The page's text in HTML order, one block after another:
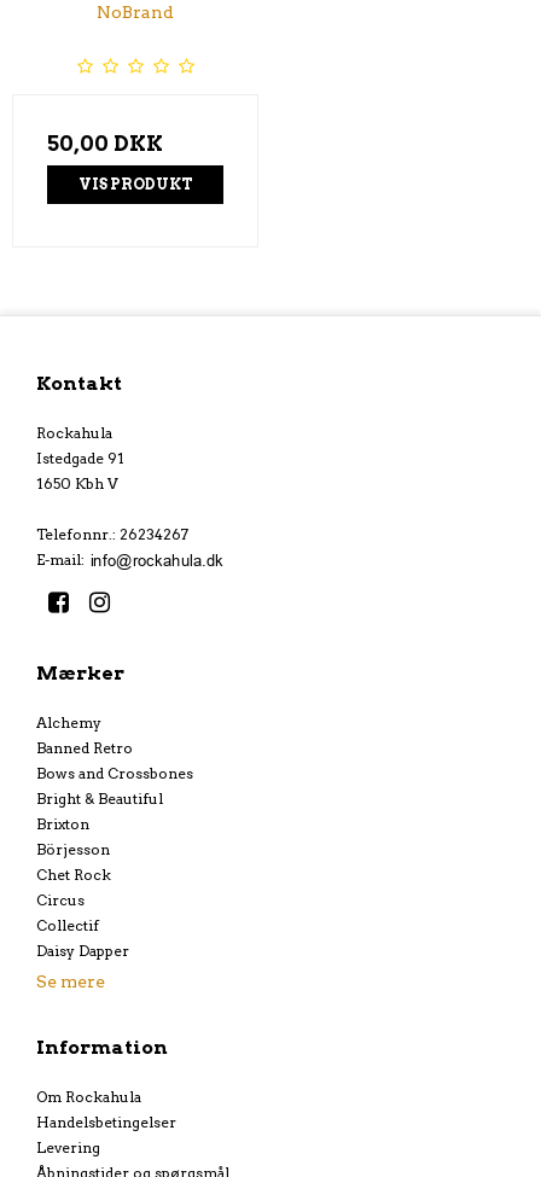
NoBrand
50,00 DKK
VIS PRODUKT
Kontakt
Rockahula
Istedgade 91
1650 Kbh V
Telefonnr.: 26234267
E-mail:
Mærker
Alchemy
Banned Retro
Bows and Crossbones
Bright & Beautiful
Brixton
Börjesson
Chet Rock
Circus
Collectif
Daisy Dapper
Se mere
Information
Om Rockahula
Handelsbetingelser
Levering
Åbningstider og spørgsmål